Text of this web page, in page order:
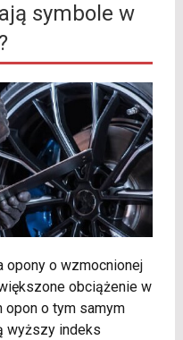
symbole w
opony o wzmocnionej
obciążenie w
opon o tym samym
wyższy indeks